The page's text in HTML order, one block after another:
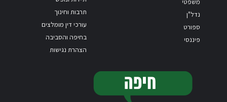
נדל"ן
ספורט
פיננסי
תרבות וחינוך
עורכי דין מומלצים
בחיפה והסביבה
הצהרת נגישות